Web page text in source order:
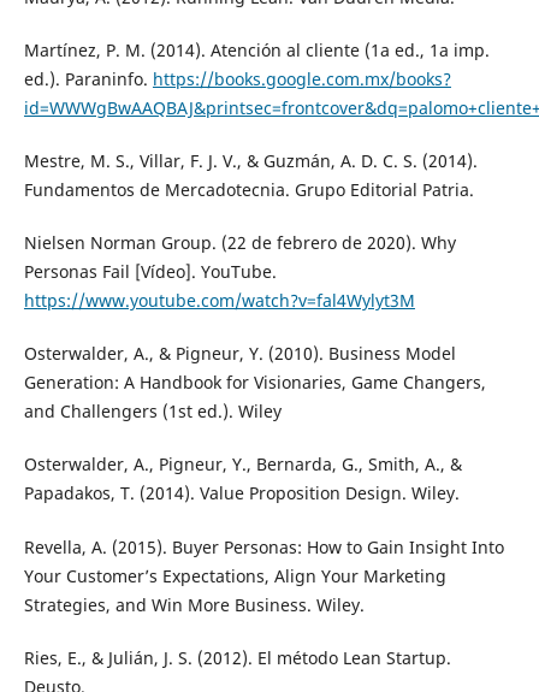
Martínez, P. M. (2014). Atención al cliente (1a ed., 1a imp.
ed.). Paraninfo. https://books.google.com.mx/books?
Mestre, M. S., Villar, F. J. V., & Guzmán, A. D. C. S. (2014).
Fundamentos de Mercadotecnia. Grupo Editorial Patria.
Nielsen Norman Group. (22 de febrero de 2020). Why
Personas Fail [Vídeo]. YouTube.
https://www.youtube.com/watch?v=fal4Wylyt3M
Osterwalder, A., & Pigneur, Y. (2010). Business Model
Generation: A Handbook for Visionaries, Game Changers,
and Challengers (1st ed.). Wiley
Osterwalder, A., Pigneur, Y., Bernarda, G., Smith, A., &
Papadakos, T. (2014). Value Proposition Design. Wiley.
Revella, A. (2015). Buyer Personas: How to Gain Insight Into
Your Customer’s Expectations, Align Your Marketing
Strategies, and Win More Business. Wiley.
Ries, E., & Julián, J. S. (2012). El método Lean Startup.
Deusto.